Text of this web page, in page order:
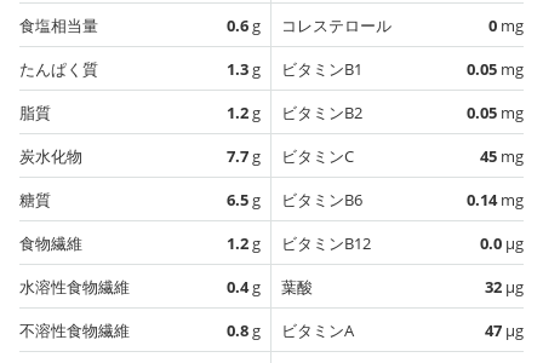
食塩相当量
0.6g
たんぱく質
1.3g
脂質
1.2g
炭水化物
7.7g
糖質
6.5g
食物繊維
1.2g
水溶性食物繊維
0.4g
不溶性食物繊維
0.8g
コレステロール
0 mg
ビタミンB1
0.05 mg
ビタミンB2
0.05 mg
ビタミンC
45 mg
ビタミンB6
0.14mg
ビタミンB12
0.0 µg
葉酸
32 µg
ビタミンA
47 µg